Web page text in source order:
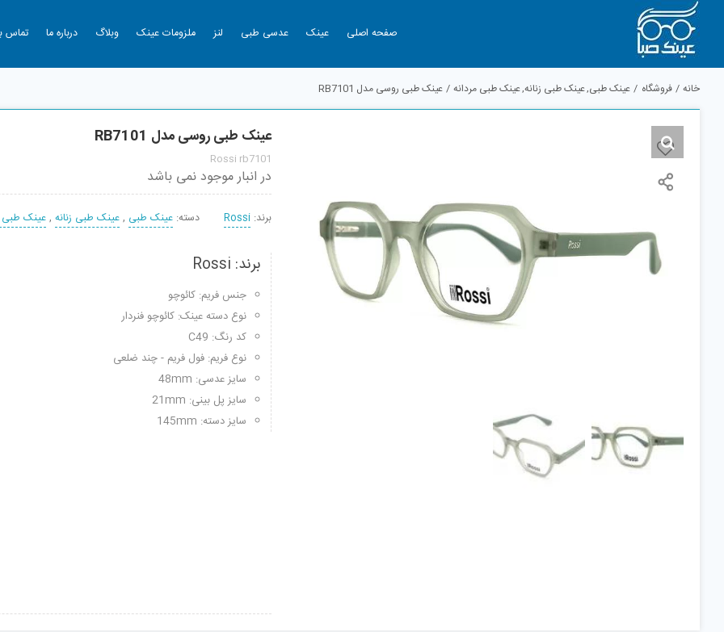
Skip
content
صفحه اصلی عینک عدسی طبی لنز ملزومات عینک وبلاگ درباره ما تماس
خانه فروشگاه عینک طبی عینک طبی زنانه عینک طبی مردانه عینک طبی روسی مدل RB7101
عینک طبی روسی مدل RB7101
Rossi rb7101
در انبار موجود نمی باشد
برند: Rossi دسته: عینک طبی ,عینک طبی زنانه ,عینک طبی
برند: Rossi
جنس فریم: کائوچو
نوع دسته عینک: کائوچو فنردار
کد رنگ: C49
نوع فریم: فول فریم - چند ضلعی
سایز عدسی: 48mm
سایز پل بینی: 21mm
سایز دسته: 145mm